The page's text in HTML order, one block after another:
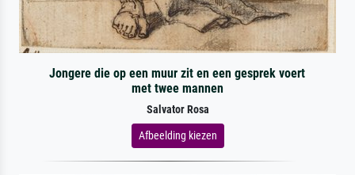
Jongere die op een muur zit en een gesprek voert
met twee mannen
Salvator Rosa
Afbeelding kiezen